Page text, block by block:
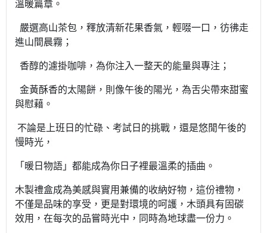
溫暖篇章。
嚴選高山茶包，釋放清新花果香氣，輕啜一口，彷彿走
進山間晨霧；
香醇的濾掛咖啡，為你注入一整天的能量與專注；
金黃酥香的太陽餅，則像午後的陽光，為舌尖帶來甜蜜
與慰藉。
不論是上班日的忙碌、考試日的挑戰，還是悠閒午後的
慢時光，
「暖日物語」都能成為你日子裡最溫柔的插曲。
木製禮盒成為美感與實用兼備的收納好物，這份禮物，
不僅是品味的享受，更是對環境的呵護，木頭具有固碳
效用，在每次的品嘗時光中，同時為地球盡一份力。